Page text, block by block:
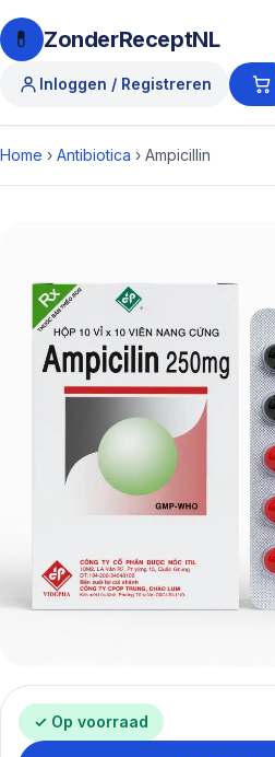
💊 ZonderReceptNL
Inloggen / Registreren
Home › Antibiotica › Ampicillin
✓ Op voorraad